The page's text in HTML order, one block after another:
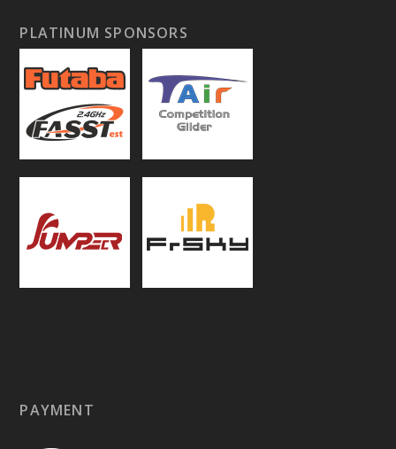
PLATINUM SPONSORS
PAYMENT